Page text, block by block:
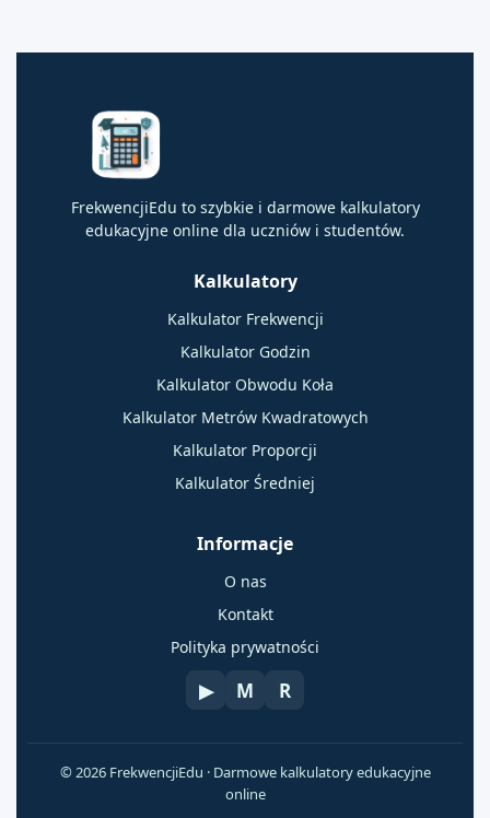
FrekwencjiEdu to szybkie i darmowe kalkulatory
edukacyjne online dla uczniów i studentów.
Kalkulatory
Kalkulator Frekwencji
Kalkulator Godzin
Kalkulator Obwodu Koła
Kalkulator Metrów Kwadratowych
Kalkulator Proporcji
Kalkulator Średniej
Informacje
O nas
Kontakt
Polityka prywatności
▶ M R
© 2026 FrekwencjiEdu · Darmowe kalkulatory edukacyjne
online